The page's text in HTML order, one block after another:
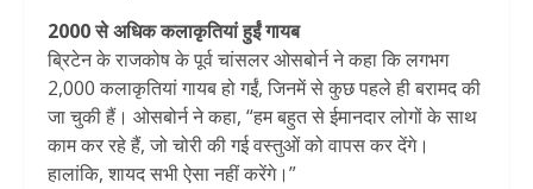
2000 से अधिक कलाकृतियां हुईं गायब
ब्रिटेन के राजकोष के पूर्व चांसलर ओसबोर्न ने कहा कि लगभग
2,000 कलाकृतियां गायब हो गईं, जिनमें से कुछ पहले ही बरामद की
जा चुकी हैं। ओसबोर्न ने कहा, “हम बहुत से ईमानदार लोगों के साथ
काम कर रहे हैं, जो चोरी की गई वस्तुओं को वापस कर देंगे।
हालांकि, शायद सभी ऐसा नहीं करेंगे।”